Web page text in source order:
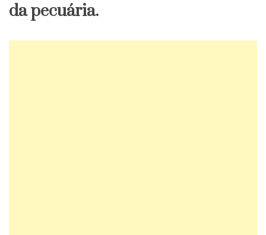
da pecuária.